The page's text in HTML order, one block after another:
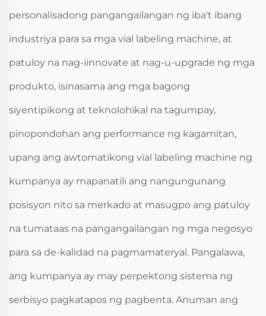
personalisadong pangangailangan ng iba't ibang
industriya para sa mga vial labeling machine, at
patuloy na nag-iinnovate at nag-u-upgrade ng mga
produkto, isinasama ang mga bagong
siyentipikong at teknolohikal na tagumpay,
pinopondohan ang performance ng kagamitan,
upang ang awtomatikong vial labeling machine ng
kumpanya ay mapanatili ang nangungunang
posisyon nito sa merkado at masugpo ang patuloy
na tumataas na pangangailangan ng mga negosyo
para sa de-kalidad na pagmamateryal. Pangalawa,
ang kumpanya ay may perpektong sistema ng
serbisyo pagkatapos ng pagbenta. Anuman ang